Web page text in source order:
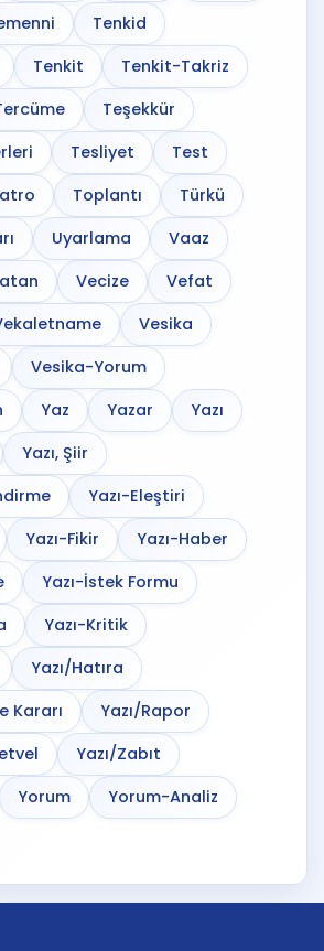
Tenkid
Tenkit
Tenkit-Takriz
Teşekkür
Tesliyet
Test
Toplantı
Türkü
Uyarlama
Vaaz
Vecize
Vefat
Vesika
Vesika-Yorum
Yaz Yazar
Yazı
Yazı, Şiir
Yazı-Eleştiri
Yazı-Fikir
Yazı-Haber
Yazı-İstek Formu
Yazı-Kritik
Yazı/Hatıra
Kararı
Yazı/Rapor
Yazı/Zabıt
Yorum
Yorum-Analiz